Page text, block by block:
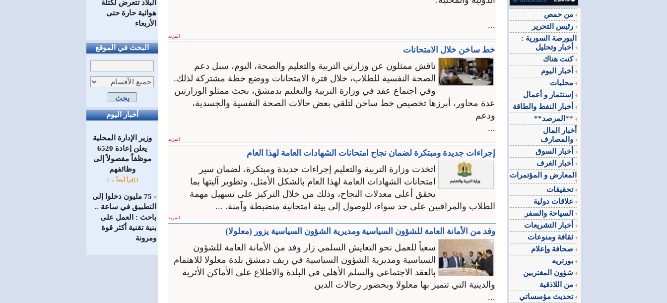
البلاد تتعرض لكتلة
هوائية حارة حتى
الأربعاء
البحث في الموقع
أخبار اليوم
وزير الإدارة المحلية
يعلن إعادة 6520
موظفاً مفصولاً إلى
‏وظائفهم
[ إقرأ أيضاً ... ]
=
75 مليون دخلوا إلى
التطبيق في ساعة ..
باحث : العمل على
بنية تقنية أكثر قوة
ومرونة
...
المزيد
خط ساخن خلال الامتحانات
ناقش ممثلون عن وزارتي التربية والتعليم والصحة، اليوم، سبل دعم
الصحة النفسية للطلاب، خلال فترة الامتحانات ووضع خطة مشتركة لذلك.
وفي اجتماع عقد في وزارة التربية والتعليم بدمشق، بحث ممثلو الوزارتين
عدة محاور، أبرزها تخصيص خط ساخن لتلقي بعض حالات الصحة النفسية والجسدية،
ودعم
...
المزيد
إجراءات جديدة ومبتكرة لضمان نجاح امتحانات الشهادات العامة لهذا العام
اتخذت وزارة التربية والتعليم إجراءات جديدة ومبتكرة، لضمان سير
امتحانات الشهادات العامة لهذا العام بالشكل الأمثل، وتطوير آليتها بما
يحقق أعلى معدلات النجاح، وذلك من خلال التركيز على تسهيل مهمة
الطلاب والمراقبين على حد سواء، للوصول إلى بيئة امتحانية منضبطة وآمنة. ...
المزيد
وفد من الأمانة العامة للشؤون السياسية ومديرية الشؤون السياسية يزور (معلولا)
سعياً للعمل نحو التعايش السلمي زار وفد من الأمانة العامة للشؤون
السياسية ومديرية الشؤون السياسية في ريف دمشق بلدة معلولا للاهتمام
بالعقد الاجتماعي والسلم الأهلي في البلدة والاطلاع على الأماكن الأثرية
والدينية التي تتميز بها معلولا وبحضور رجالات الدين
...
البورصة السورية :
كنت هناك
**المرصد**
أخبار المال
المعارض و المؤتمرات
تحقيقات
ثقافة ومنوعات
تحديث مؤسساتي